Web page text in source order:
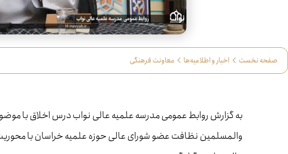
صفحه نخست اخبار و اطلاعیه‌ها معاونت فرهنگی
به گزارش روابط عمومی مدرسه علمیه عالی نواب درس اخلاق با
والمسلمین نظافت عضو شورای عالی حوزه علمیه خراسان با